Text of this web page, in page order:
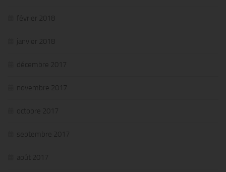
février 2018
janvier 2018
décembre 2017
novembre 2017
octobre 2017
septembre 2017
août 2017